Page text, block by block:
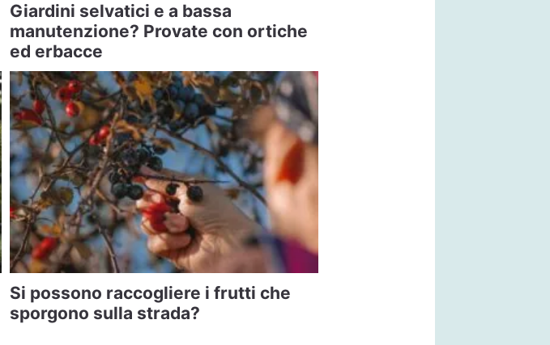
Giardini selvatici e a bassa
manutenzione? Provate con ortiche
ed erbacce
Si possono raccogliere i frutti che
sporgono sulla strada?